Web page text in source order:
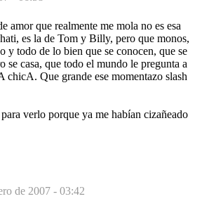
amor que realmente me mola no es esa
es la de Tom y Billy, pero que monos,
y todo de lo bien que se conocen, que se
se casa, que todo el mundo le pregunta a
chicA. Que grande ese momentazo slash
verlo porque ya me habían cizañeado
de 2007 - 03:42